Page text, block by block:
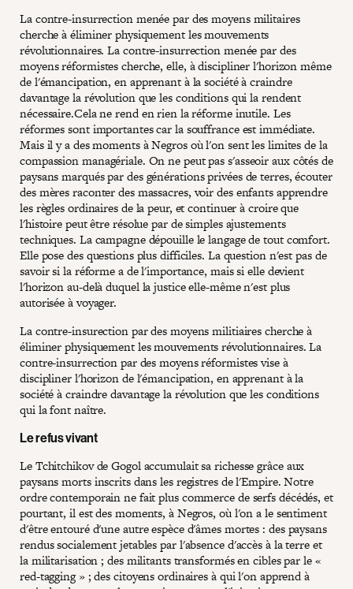
La contre-insurrection menée par des moyens militaires
cherche à éliminer physiquement les mouvements
révolutionnaires. La contre-insurrection menée par des
moyens réformistes cherche, elle, à discipliner l'horizon même
de l'émancipation, en apprenant à la société à craindre
davantage la révolution que les conditions qui la rendent
nécessaire.Cela ne rend en rien la réforme inutile. Les
réformes sont importantes car la souffrance est immédiate.
Mais il y a des moments à Negros où l'on sent les limites de la
compassion managériale. On ne peut pas s'asseoir aux côtés de
paysans marqués par des générations privées de terres, écouter
des mères raconter des massacres, voir des enfants apprendre
les règles ordinaires de la peur, et continuer à croire que
l'histoire peut être résolue par de simples ajustements
techniques. La campagne dépouille le langage de tout comfort.
Elle pose des questions plus difficiles. La question n'est pas de
savoir si la réforme a de l'importance, mais si elle devient
l'horizon au-delà duquel la justice elle-même n'est plus
autorisée à voyager.
La contre-insurection par des moyens militiaires cherche à
éliminer physiquement les mouvements révolutionnaires. La
contre-insurrection par des moyens réformistes vise à
discipliner l'horizon de l'émancipation, en apprenant à la
société à craindre davantage la révolution que les conditions
qui la font naître.
Le refus vivant
Le Tchitchikov de Gogol accumulait sa richesse grâce aux
paysans morts inscrits dans les registres de l'Empire. Notre
ordre contemporain ne fait plus commerce de serfs décédés, et
pourtant, il est des moments, à Negros, où l'on a le sentiment
d'être entouré d'une autre espèce d'âmes mortes : des paysans
rendus socialement jetables par l'absence d'accès à la terre et
la militarisation ; des militants transformés en cibles par le «
red-tagging » ; des citoyens ordinaires à qui l'on apprend à